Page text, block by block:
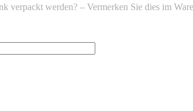
verpackt werden? – Vermerken Sie dies im